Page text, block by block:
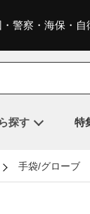
警察・海保・
探す 特
手袋/グローブ